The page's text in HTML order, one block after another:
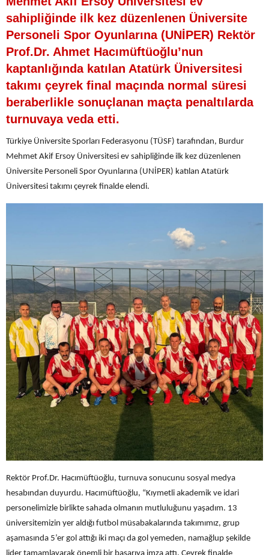
sahipliğinde ilk kez düzenlenen Üniversite
Personeli Spor Oyunlarına (UNİPER) Rektör
Prof.Dr. Ahmet Hacımüftüoğlu’nun
kaptanlığında katılan Atatürk Üniversitesi
takımı çeyrek final maçında normal süresi
beraberlikle sonuçlanan maçta penaltılarda
turnuvaya veda etti.
Türkiye Üniversite Sporları Federasyonu (TÜSF) tarafından, Burdur
Mehmet Akif Ersoy Üniversitesi ev sahipliğinde ilk kez düzenlenen
Üniversite Personeli Spor Oyunlarına (UNİPER) katılan Atatürk
Üniversitesi takımı çeyrek finalde elendi.
Rektör Prof.Dr. Hacımüftüoğlu, turnuva sonucunu sosyal medya
hesabından duyurdu. Hacımüftüoğlu, “Kıymetli akademik ve idari
personelimizle birlikte sahada olmanın mutluluğunu yaşadım. 13
üniversitemizin yer aldığı futbol müsabakalarında takımımız, grup
aşamasında 5’er gol attığı iki maçı da gol yemeden, namağlup şekilde